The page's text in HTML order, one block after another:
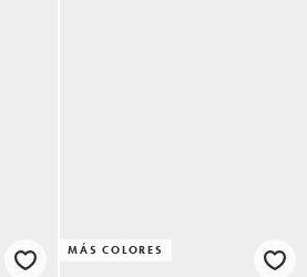
MÁS COLORES